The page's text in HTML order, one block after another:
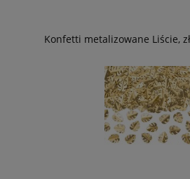
Konfetti metalizowane Liście,